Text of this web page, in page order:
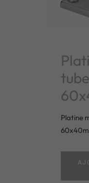
Platine